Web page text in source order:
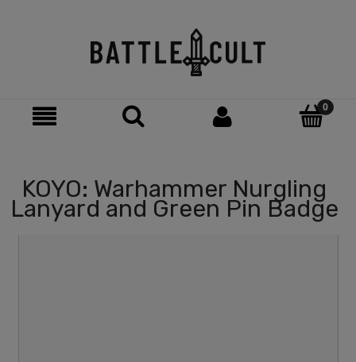
KOYO: Warhammer Nurgling
Lanyard and Green Pin Badge